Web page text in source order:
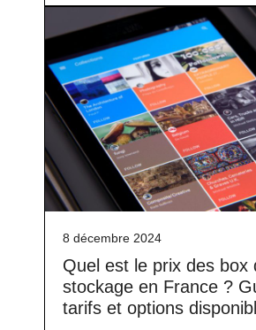
8 décembre 2024
Quel est le prix des box
stockage en France ?
tarifs et options